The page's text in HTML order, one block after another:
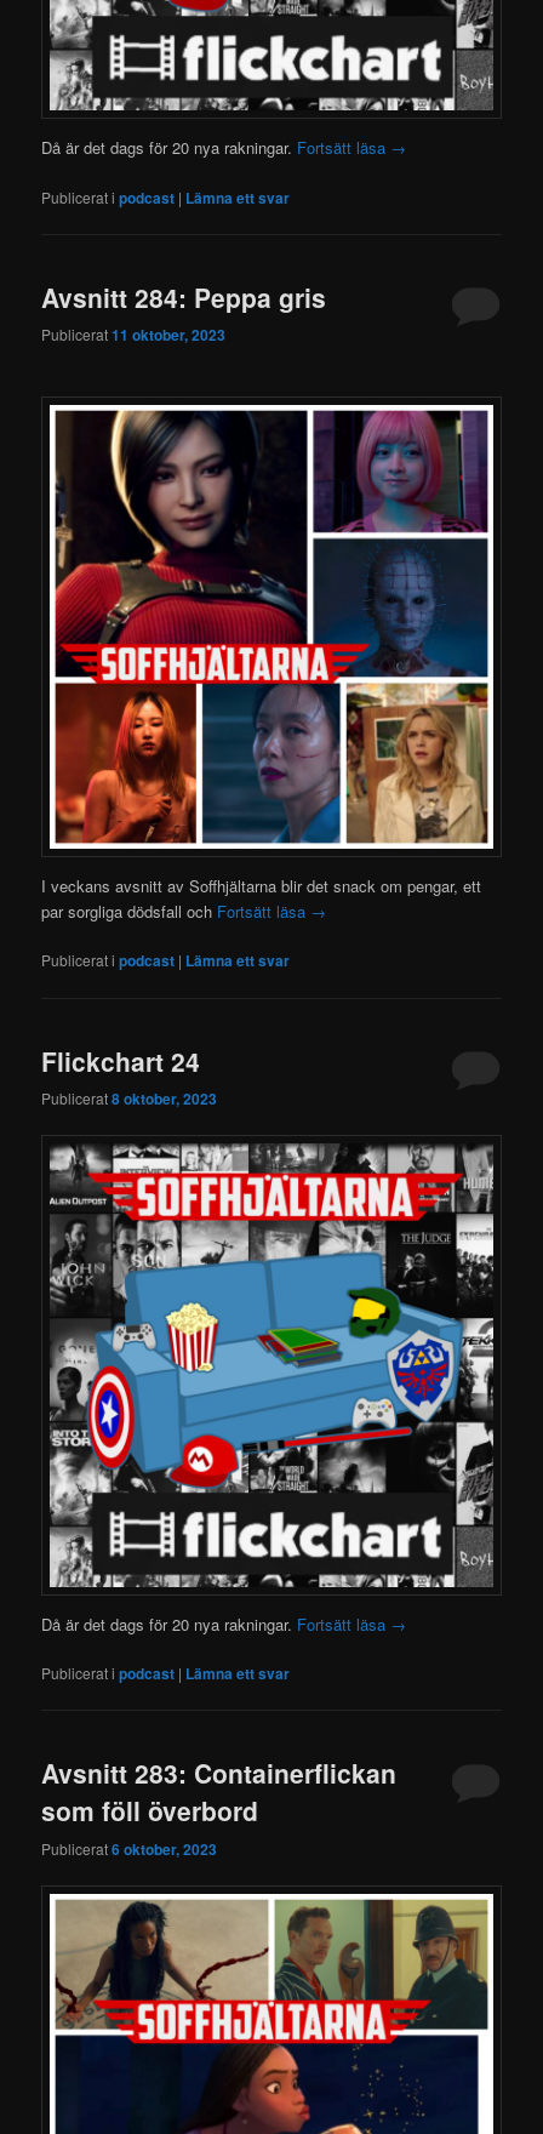
Då är det dags för 20 nya rakningar. Fortsätt läsa →
Publicerat i podcast | Lämna ett svar
Avsnitt 284: Peppa gris
Publicerat11 oktober, 2023
I veckans avsnitt av Soffhjältarna blir det snack om pengar, ett
par sorgliga dödsfall och Fortsätt läsa →
Publicerat i podcast | Lämna ett svar
Flickchart 24
Publicerat8 oktober, 2023
Då är det dags för 20 nya rakningar. Fortsätt läsa →
Publicerat i podcast | Lämna ett svar
Avsnitt 283: Containerflickan
som föll överbord
Publicerat6 oktober, 2023